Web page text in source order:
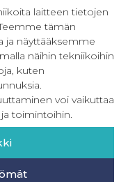
laitteen tietojen
tämän
ja näyttääksemme
näihin tekniikoihin
kuten
voi vaikuttaa
toimintoihin.